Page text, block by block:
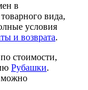
в
вида,
условия
и возврата.
стоимости,
Рубашки.
можно